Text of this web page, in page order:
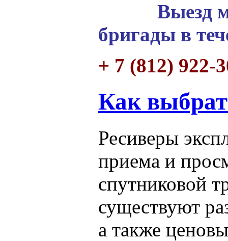
Выезд
бригады в
+ 7 (812) 922-
Как
Ресиверы
приема и
спутниковой
существуют
а также